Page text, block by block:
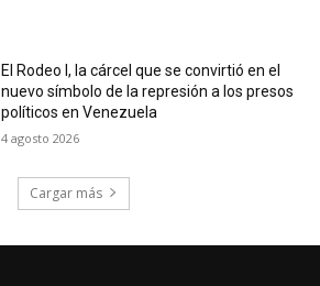
El Rodeo I, la cárcel que se convirtió en el
nuevo símbolo de la represión a los presos
políticos en Venezuela
4 agosto 2026
Cargar más